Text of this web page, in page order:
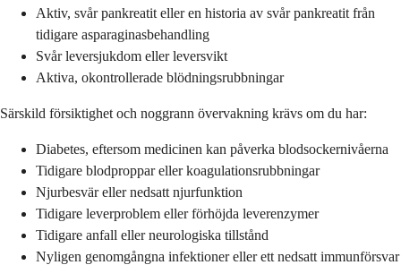
Aktiv, svår pankreatit eller en historia av svår pankreatit från
tidigare asparaginasbehandling
Svår leversjukdom eller leversvikt
Aktiva, okontrollerade blödningsrubbningar
Särskild försiktighet och noggrann övervakning krävs om du har:
Diabetes, eftersom medicinen kan påverka blodsockernivåerna
Tidigare blodproppar eller koagulationsrubbningar
Njurbesvär eller nedsatt njurfunktion
Tidigare leverproblem eller förhöjda leverenzymer
Tidigare anfall eller neurologiska tillstånd
Nyligen genomgångna infektioner eller ett nedsatt immunförsvar